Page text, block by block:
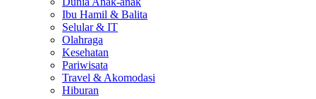
Ibu Hamil & Balita
Selular & IT
Olahraga
Kesehatan
Pariwisata
Travel & Akomodasi
Hiburan